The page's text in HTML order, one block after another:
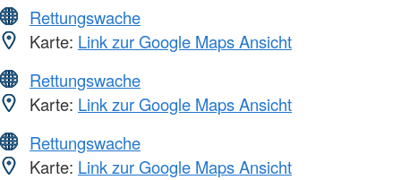
Rettungswache
Karte: Link zur Google Maps Ansicht
Rettungswache
Karte: Link zur Google Maps Ansicht
Rettungswache
Karte: Link zur Google Maps Ansicht